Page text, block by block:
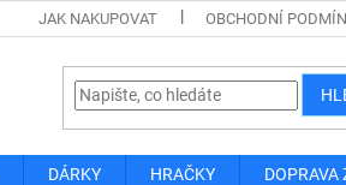
JAK NAKUPOVAT OBCHODNÍ
DÁRKY HRAČKY DOPRAVA